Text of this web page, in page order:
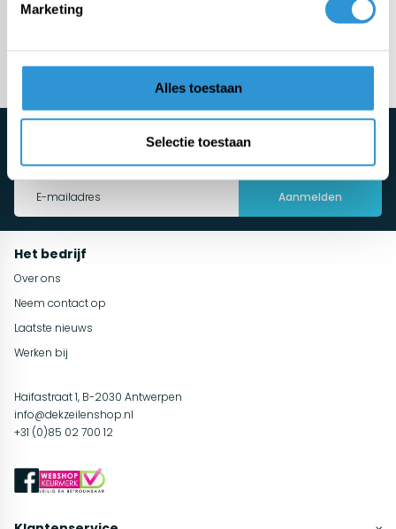
Marketing
Alles toestaan
Selectie toestaan
Meer categorieën
Schrijf je direct in voor de nieuwsbrief
Maak automatisch kans en blijf op de hoogte van de nieuwste
tuininspiratie, onderhoudsadvies en acties!
Aanmelden
Het bedrijf
Over ons
Neem contact op
Laatste nieuws
Werken bij
Haifastraat 1, B-2030 Antwerpen
info@dekzeilenshop.nl
+31 (0)85 02 700 12